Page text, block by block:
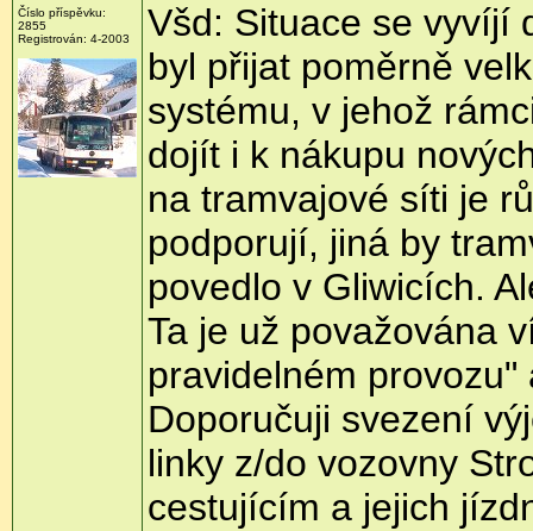
Číslo příspěvku:
2855
Registrován: 4-2003
Všd: Situace se vyvíjí
byl přijat poměrně
systému, v jehož
dojít i k nákupu
na tramvajové síti je
podporují, jiná by
povedlo v Gliwicích.
Ta je už považována
pravidelném
Doporučuji svezení
linky z/do vozovny
cestujícím a jejich